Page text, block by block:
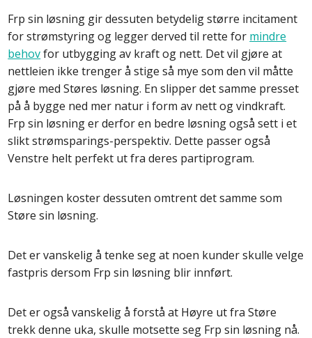
Frp sin løsning gir dessuten betydelig større incitament
for strømstyring og legger derved til rette for mindre
behovfor utbygging av kraft og nett. Det vil gjøre at
nettleien ikke trenger å stige så mye som den vil måtte
gjøre med Støres løsning. En slipper det samme presset
på å bygge ned mer natur i form av nett og vindkraft.
Frp sin løsning er derfor en bedre løsning også sett i et
slikt strømsparings-perspektiv. Dette passer også
Venstre helt perfekt ut fra deres partiprogram.
Løsningen koster dessuten omtrent det samme som
Støre sin løsning.
Det er vanskelig å tenke seg at noen kunder skulle velge
fastpris dersom Frp sin løsning blir innført.
Det er også vanskelig å forstå at Høyre ut fra Støre
trekk denne uka, skulle motsette seg Frp sin løsning nå.